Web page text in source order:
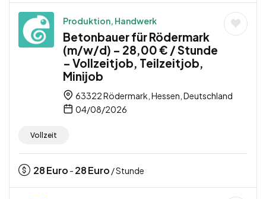
Produktion, Handwerk
Betonbauer für Rödermark
(m/w/d) – 28,00 € / Stunde
– Vollzeitjob, Teilzeitjob,
Minijob
63322 Rödermark, Hessen, Deutschland
04/08/2026
Vollzeit
28Euro - 28Euro / Stunde